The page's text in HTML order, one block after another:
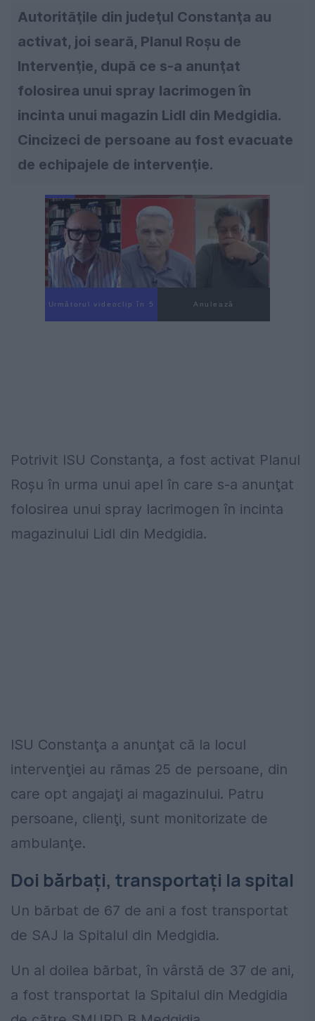
Autorităţile din judeţul Constanţa au
activat, joi seară, Planul Roşu de
Intervenţie, după ce s-a anunţat
folosirea unui spray lacrimogen în
incinta unui magazin Lidl din Medgidia.
Cincizeci de persoane au fost evacuate
de echipajele de intervenţie.
Următorul videoclip în 4 Anulează
Potrivit ISU Constanţa, a fost activat Planul
Roşu în urma unui apel în care s-a anunţat
folosirea unui spray lacrimogen în incinta
magazinului Lidl din Medgidia.
ISU Constanţa a anunţat că la locul
intervenţiei au rămas 25 de persoane, din
care opt angajaţi ai magazinului. Patru
persoane, clienţi, sunt monitorizate de
ambulanţe.
Doi bărbați, transportați la spital
Un bărbat de 67 de ani a fost transportat
de SAJ la Spitalul din Medgidia.
Un al doilea bărbat, în vârstă de 37 de ani,
a fost transportat la Spitalul din Medgidia